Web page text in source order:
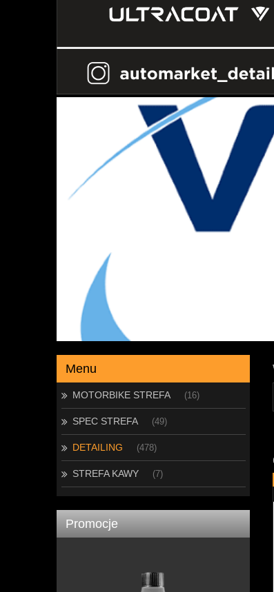
Menu
MOTORBIKE STREFA (16)
SPEC STREFA (49)
DETAILING (478)
STREFA KAWY (7)
Promocje